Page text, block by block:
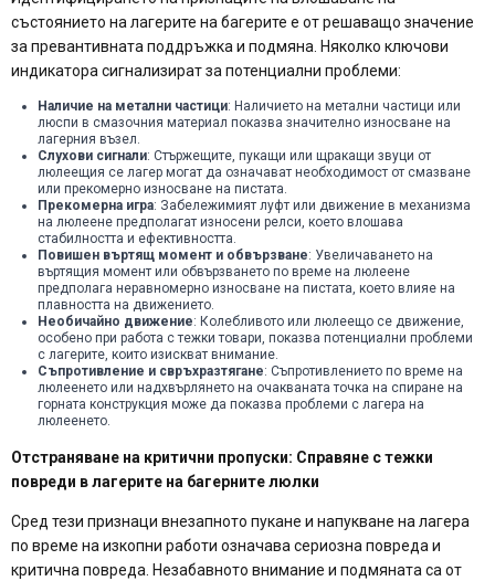
състоянието на лагерите на багерите е от решаващо значение
за превантивната поддръжка и подмяна. Няколко ключови
индикатора сигнализират за потенциални проблеми:
Наличие на метални частици: Наличието на метални частици или
люспи в смазочния материал показва значително износване на
лагерния възел.
Слухови сигнали: Стържещите, пукащи или щракащи звуци от
люлеещия се лагер могат да означават необходимост от смазване
или прекомерно износване на пистата.
Прекомерна игра: Забележимият луфт или движение в механизма
на люлеене предполагат износени релси, което влошава
стабилността и ефективността.
Повишен въртящ момент и обвързване: Увеличаването на
въртящия момент или обвързването по време на люлеене
предполага неравномерно износване на пистата, което влияе на
плавността на движението.
Необичайно движение: Колебливото или люлеещо се движение,
особено при работа с тежки товари, показва потенциални проблеми
с лагерите, които изискват внимание.
Съпротивление и свръхразтягане: Съпротивлението по време на
люлеенето или надхвърлянето на очакваната точка на спиране на
горната конструкция може да показва проблеми с лагера на
люлеенето.
Отстраняване на критични пропуски: Справяне с тежки
повреди в лагерите на багерните люлки
Сред тези признаци внезапното пукане и напукване на лагера
по време на изкопни работи означава сериозна повреда и
критична повреда. Незабавното внимание и подмяната са от